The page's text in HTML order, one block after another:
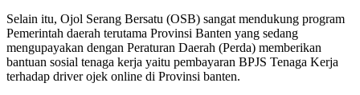
Selain itu, Ojol Serang Bersatu (OSB) sangat mendukung program
Pemerintah daerah terutama Provinsi Banten yang sedang
mengupayakan dengan Peraturan Daerah (Perda) memberikan
bantuan sosial tenaga kerja yaitu pembayaran BPJS Tenaga Kerja
terhadap driver ojek online di Provinsi banten.